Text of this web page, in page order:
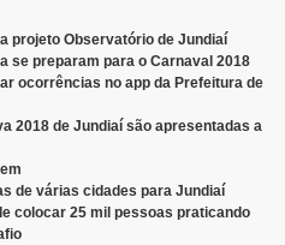
projeto Observatório de Jundiaí
se preparam para o Carnaval 2018
ocorrências no app da Prefeitura de
2018 de Jundiaí são apresentadas a
de várias cidades para Jundiaí
colocar 25 mil pessoas praticando